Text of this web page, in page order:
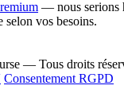
— nous serions
selon vos besoins.
— Tous droits
Consentement RGPD